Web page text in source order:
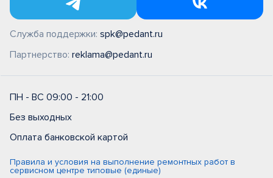
Служба поддержки: spk@pedant.ru
Партнерство: reklama@pedant.ru
ПН - ВС 09:00 - 21:00
Без выходных
Оплата банковской картой
Правила и условия на выполнение ремонтных работ в
сервисном центре типовые (единые)